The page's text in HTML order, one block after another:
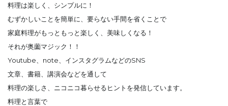
料理は楽しく、シンプルに！
むずかしいことを簡単に、要らない手間を省くことで
家庭料理がもっともっと楽しく、美味しくなる！
それが奥薗マジック！！
Youtube、note、インスタグラムなどのSNS
文章、書籍、講演会などを通して
料理の楽しさ、ニコニコ暮らせるヒントを発信しています。
料理と言葉で